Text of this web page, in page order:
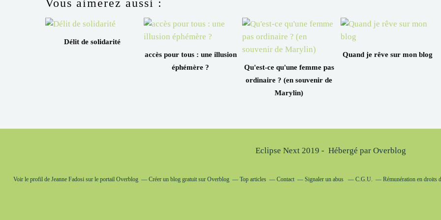
Vous aimerez aussi :
Délit de solidarité
accès pour tous : une illusion
éphémère ?
Qu'est-ce qu'une femme pas
ordinaire ? (en souvenir de
Marylin)
Quand je rêve sur mon blog
Eclipse Next 2019 - Hébergé par Overblog
Voir le profil de Jeanne Fadosi sur le portail Overblog Créer un blog gratuit sur Overblog Top articles Contact Signaler un abus C.G.U. Rémunération en droits